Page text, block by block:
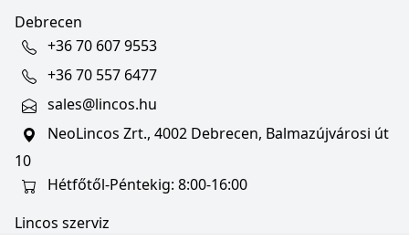
Debrecen
+36 70 607 9553
+36 70 557 6477
sales@lincos.hu
NeoLincos Zrt., 4002 Debrecen, Balmazújvárosi út
10
Hétfőtől-Péntekig: 8:00-16:00
Lincos szerviz